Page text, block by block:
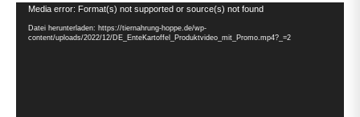
Video-
Player
Media error: Format(s) not supported or source(s) not found
Datei herunterladen: https://tiernahrung-hoppe.de/wp-
content/uploads/2022/12/DE_EnteKartoffel_Produktvideo_mit_Promo.mp4?_=2